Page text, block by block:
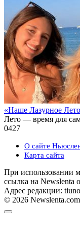
«Наше Лазурное
Лето — время для
0427
О сайте
Карта сайта
При использовании
ссылка на Newslenta
Адрес редакции:
© 2026